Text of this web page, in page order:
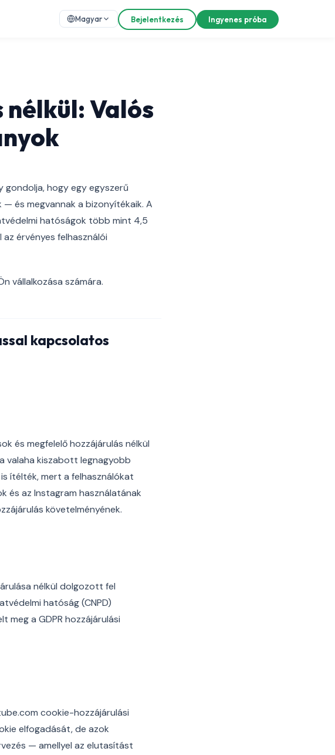
Magyar Bejelentkezés Ingyenes próba
Valós
gondolja, hogy egy egyszerű
és megvannak a bizonyítékaik. A
hatóságok több mint 4,5
érvényes felhasználói
vállalkozása számára.
kapcsolatos
és megfelelő hozzájárulás nélkül
valaha kiszabott legnagyobb
ítélték, mert a felhasználókat
és az Instagram használatának
követelményének.
nélkül dolgozott fel
hatóság (CNPD)
meg a GDPR hozzájárulási
cookie-hozzájárulási
elfogadását, de azok
— amellyel az elutasítást